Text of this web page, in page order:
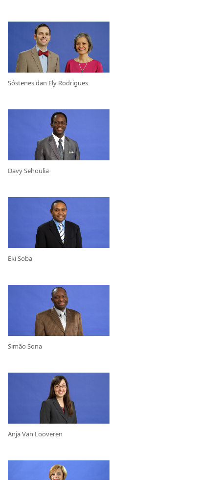
Sóstenes dan Ely Rodrigues
Davy Sehoulia
Eki Soba
Simão Sona
Anja Van Looveren